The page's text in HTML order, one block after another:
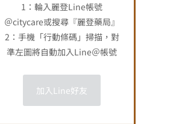
1：輪入麗登Line帳號
＠citycare或搜尋『麗登藥局』
2：手機「行動條碼」掃描，對
準左圖將自動加入Line＠帳號
加入Line好友